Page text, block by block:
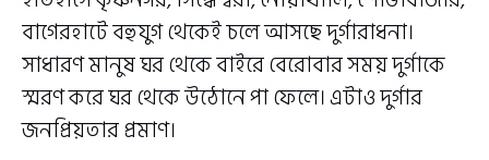
বাগেরহাটে বহুযুগ থেকেই চলে আসছে দুর্গারাধনা।
সাধারণ মানুষ ঘর থেকে বাইরে বেরোবার সময় দুর্গাকে
স্মরণ করে ঘর থেকে উঠোনে পা ফেলে। এটাও দুর্গার
জনপ্রিয়তার প্রমাণ।